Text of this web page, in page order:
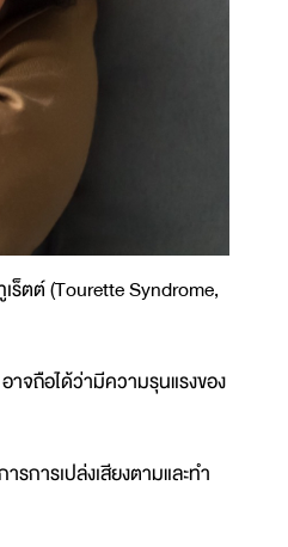
ร็ตต์ (Tourette Syndrome,
จถือได้ว่ามีความรุนแรงของ
การเปล่งเสียงตามและทำ